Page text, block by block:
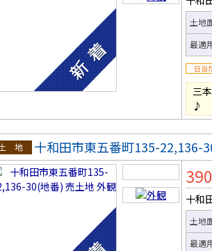
土地
最適
三
♪
地
十和田市東五番町135-22,136-
390
十和
土地
最適